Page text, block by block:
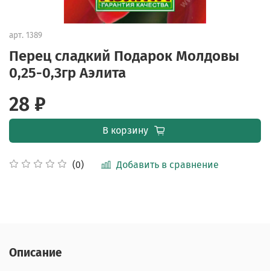
арт. 1389
Перец сладкий Подарок Молдовы
0,25-0,3гр Аэлита
(0) Добавить в сравнение
28 ₽
В корзину
Описание